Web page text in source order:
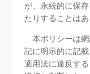
が、永続的に保
たりすることはあ
本ポリシーは
記に明示的に記
適用法に違反す